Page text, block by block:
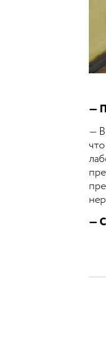
—
— В
—